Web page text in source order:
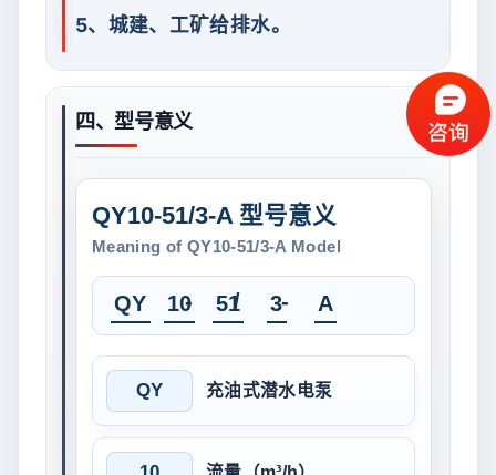
5、城建、工矿给排水。
四、型号意义
QY10-51/3-A 型号意义
Meaning of QY10-51/3-A Model
QY 10 51 3 A
- / -
QY 充油式潜水电泵